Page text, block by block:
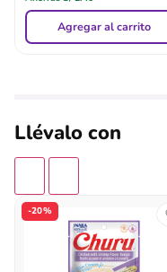
Agregar al carrito
Llévalo con
-20%